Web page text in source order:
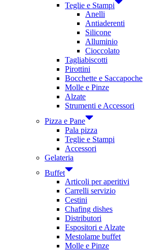
Teglie e Stampi
Anelli
Antiaderenti
Silicone
Alluminio
Cioccolato
Tagliabiscotti
Pirottini
Bocchette e Saccapoche
Molle e Pinze
Alzate
Strumenti e Accessori
Pizza e Pane
Pala pizza
Teglie e Stampi
Accessori
Gelateria
Buffet
Articoli per aperitivi
Carrelli servizio
Cestini
Chafing dishes
Distributori
Espositori e Alzate
Mestolame buffet
Molle e Pinze